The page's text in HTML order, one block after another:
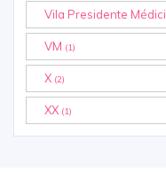
Vila Presidente Médici
VM (1)
X (2)
XX (1)